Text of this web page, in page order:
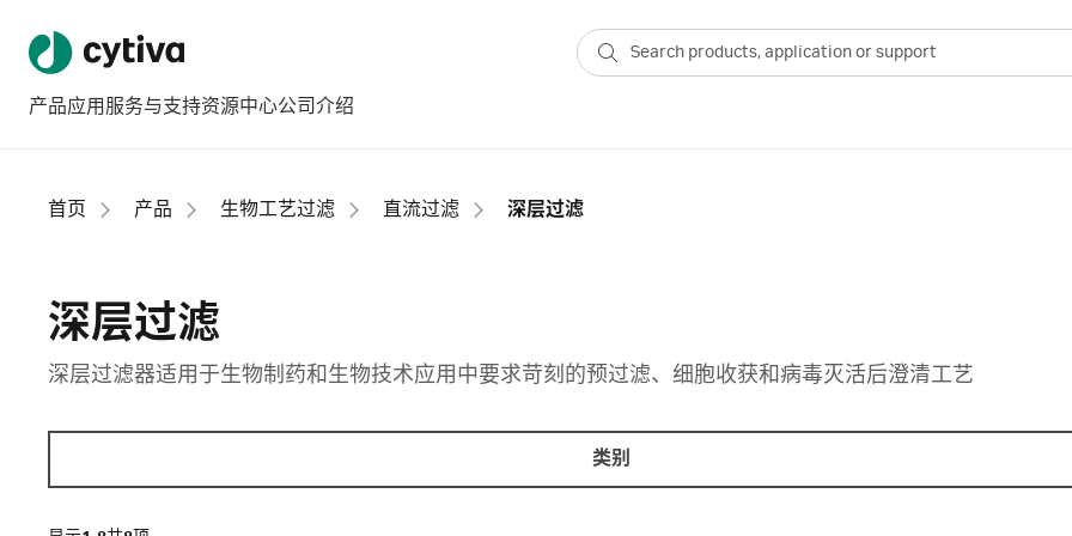
产品应用 服务与支持资源中心公司介绍
首页 产品 生物工艺过滤 直流过滤 深层过滤
深层过滤
深层过滤器适用于生物制药和生物技术应用中要求苛刻的预过滤、细胞收获和病毒灭活后澄清工艺
类别